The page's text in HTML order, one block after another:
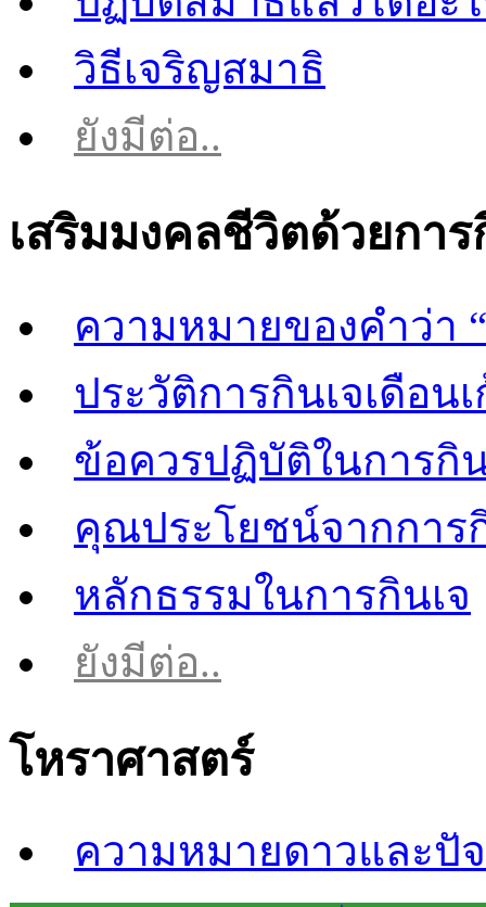
วิธีเจริญสมาธิ
ยังมีต่อ..
เสริมมงคลชีวิตด้วยการ
ความหมายของคำว่า “
ประวัติการกินเจเดือน
ข้อควรปฏิบัติในการกิ
คุณประโยชน์จากการ
หลักธรรมในการกินเจ
ยังมีต่อ..
โหราศาสตร์
ความหมายดาวและปั